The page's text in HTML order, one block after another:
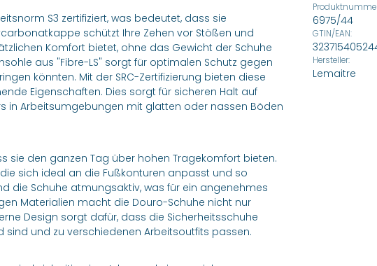
6975/44
GTIN/EAN:
Hersteller:
Lemaitre
S3 zertifiziert, was bedeutet, dass sie
schützt Ihre Zehen vor Stößen und
Komfort bietet, ohne das Gewicht der Schuhe
aus "Fibre-LS" sorgt für optimalen Schutz gegen
könnten. Mit der SRC-Zertifizierung bieten diese
Eigenschaften. Dies sorgt für sicheren Halt auf
in Arbeitsumgebungen mit glatten oder nassen Böden
sie den ganzen Tag über hohen Tragekomfort bieten.
sich ideal an die Fußkonturen anpasst und so
die Schuhe atmungsaktiv, was für ein angenehmes
Materialien macht die Douro-Schuhe nicht nur
Design sorgt dafür, dass die Sicherheitsschuhe
und zu verschiedenen Arbeitsoutfits passen.